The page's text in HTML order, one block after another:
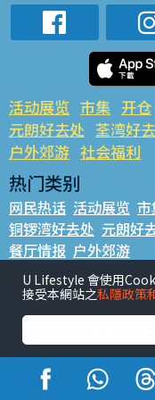
活动展览 市集 开仓
元朗好去处 荃湾好
户外郊游 社会福利
热门类别
网民热话 活动展览 市
铜锣湾好去处 元朗好
餐厅情报 户外郊游
热门标签
#UGO揾好去处 #人气
#UJetso礼物放送
U Lifestyle 會使用
接受本網站之私隱政策